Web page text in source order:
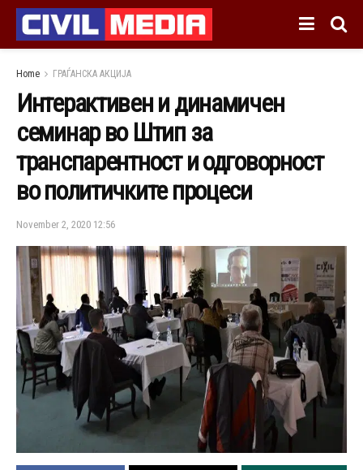
Home ГРАЃАНСКА АКЦИЈА
Интерактивен и динамичен
семинар во Штип за
транспарентност и одговорност
во политичките процеси
November 2, 2020 12:56